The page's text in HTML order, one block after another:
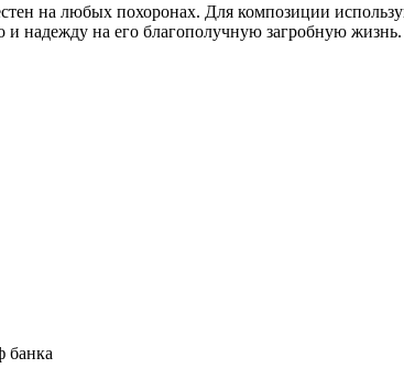
на любых похоронах. Для композиции
надежду на его благополучную загробную
банка